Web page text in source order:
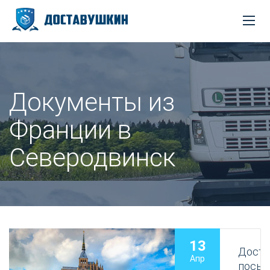
Документы из
Франции в
Северодвинск
13
Апр